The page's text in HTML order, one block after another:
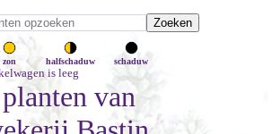
zon halfschaduw schaduw
is leeg
van